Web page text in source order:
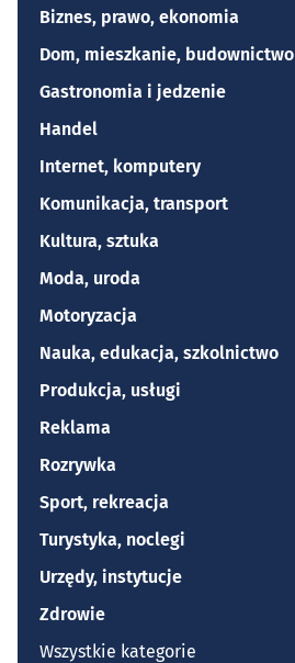
Biznes, prawo, ekonomia
Dom, mieszkanie, budownictwo
Gastronomia i jedzenie
Handel
Internet, komputery
Komunikacja, transport
Kultura, sztuka
Moda, uroda
Motoryzacja
Nauka, edukacja, szkolnictwo
Produkcja, usługi
Reklama
Rozrywka
Sport, rekreacja
Turystyka, noclegi
Urzędy, instytucje
Zdrowie
Wszystkie kategorie